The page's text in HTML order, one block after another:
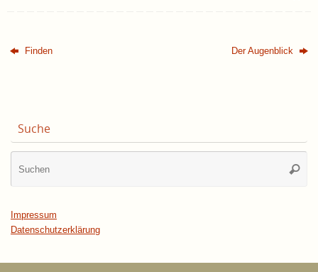
Finden Der Augenblick
Suche
Impressum
Datenschutzerklärung